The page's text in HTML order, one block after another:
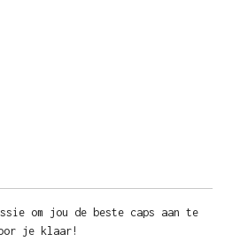
om jou de beste caps aan te
je klaar!